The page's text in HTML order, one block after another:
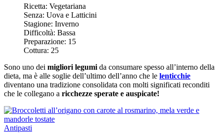
Ricetta: Vegetariana
Senza: Uova e Latticini
Stagione: Inverno
Difficoltà: Bassa
Preparazione: 15
Cottura: 25
Sono uno dei migliori legumi da consumare spesso all’interno della
dieta, ma è alle soglie dell’ultimo dell’anno che le lenticchie
diventano una tradizione consolidata con molti significati reconditi
che le collegano a ricchezze sperate e auspicate!
Antipasti